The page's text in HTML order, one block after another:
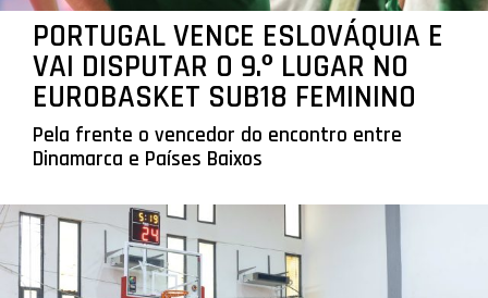
PORTUGAL VENCE ESLOVÁQUIA E
VAI DISPUTAR O 9.º LUGAR NO
EUROBASKET SUB18 FEMININO
Pela frente o vencedor do encontro entre
Dinamarca e Países Baixos